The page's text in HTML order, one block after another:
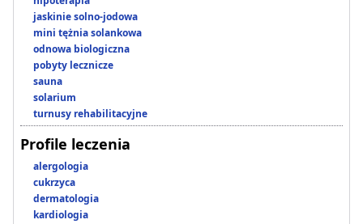
jaskinie solno-jodowa
mini tężnia solankowa
odnowa biologiczna
pobyty lecznicze
sauna
solarium
turnusy rehabilitacyjne
Profile leczenia
alergologia
cukrzyca
dermatologia
kardiologia